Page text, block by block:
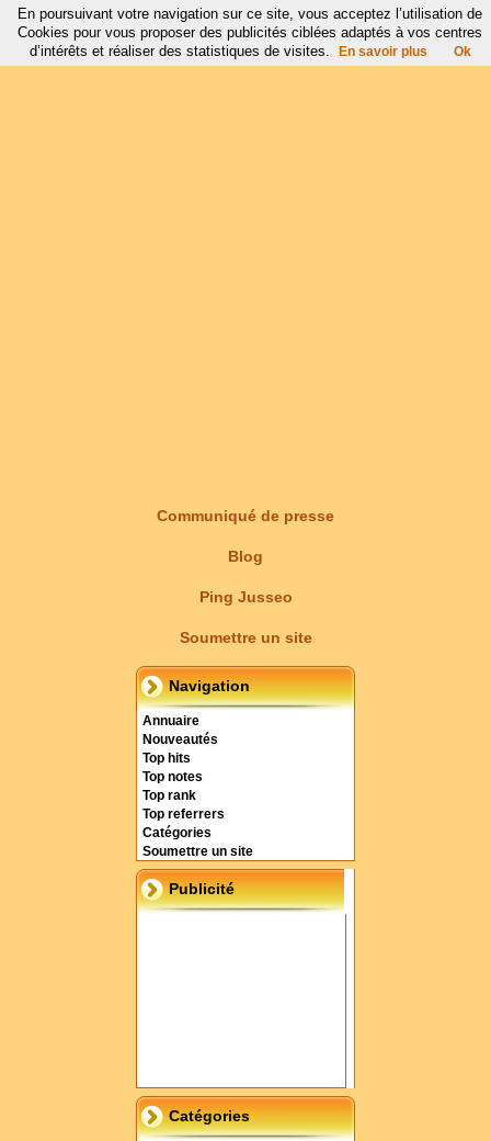
Communiqué de presse
Blog
Ping Jusseo
Soumettre un site
Navigation
Annuaire
Nouveautés
Top hits
Top notes
Top rank
Top referrers
Catégories
Soumettre un site
Publicité
Catégories
En poursuivant votre navigation sur ce site, vous acceptez l’utilisation de
Cookies pour vous proposer des publicités ciblées adaptés à vos centres
d’intérêts et réaliser des statistiques de visites.
En savoir plus Ok